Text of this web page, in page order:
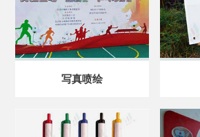
写真喷绘